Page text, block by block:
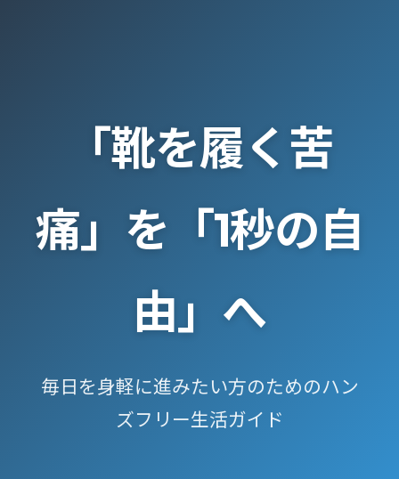
「靴を履く苦
痛」を「1秒の自
由」へ
毎日を身軽に進みたい方のためのハン
ズフリー生活ガイド